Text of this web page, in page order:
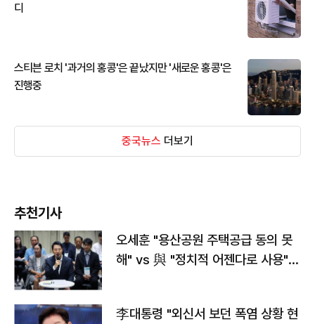
디
스티븐 로치 '과거의 홍콩'은 끝났지만 '새로운 홍콩'은
진행중
중국뉴스 더보기
추천기사
오세훈 "용산공원 주택공급 동의 못
해" vs 與 "정치적 어젠다로 사용"
李대통령 "외신서 보던 폭염 상황 현